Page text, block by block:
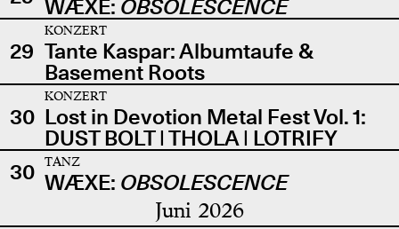
WÆXE: OBSOLESCENCE
29
KONZERT
Tante Kaspar: Albumtaufe &
Basement Roots
30
KONZERT
Lost in Devotion Metal Fest Vol. 1:
DUST BOLT | THOLA | LOTRIFY
30
TANZ
WÆXE: OBSOLESCENCE
Juni 2026